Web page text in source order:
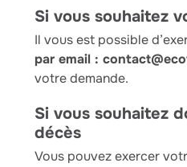
Si vous souhaitez
Il vous est possible
par email :
votre demande.
Si vous souhaitez
décès
Vous pouvez exercer